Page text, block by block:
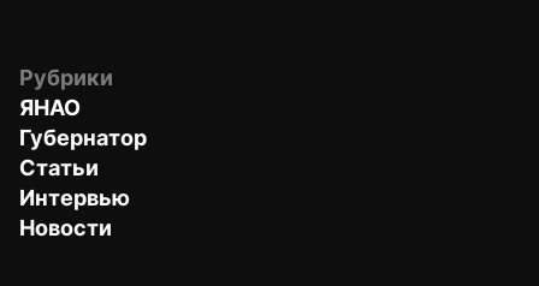
Рубрики
ЯНАО
Губернатор
Статьи
Интервью
Новости